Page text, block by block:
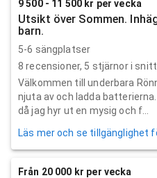
9 500 - 11 500 kr per vecka
Utsikt över Sommen.
barn.
5-6 sängplatser
8 recensioner, 5 stjärnor i
Välkommen till underbara
njuta av och ladda
då jag hyr ut en mysig och f...
Läs mer och se tillgänglighet
Från 20 000 kr per vecka